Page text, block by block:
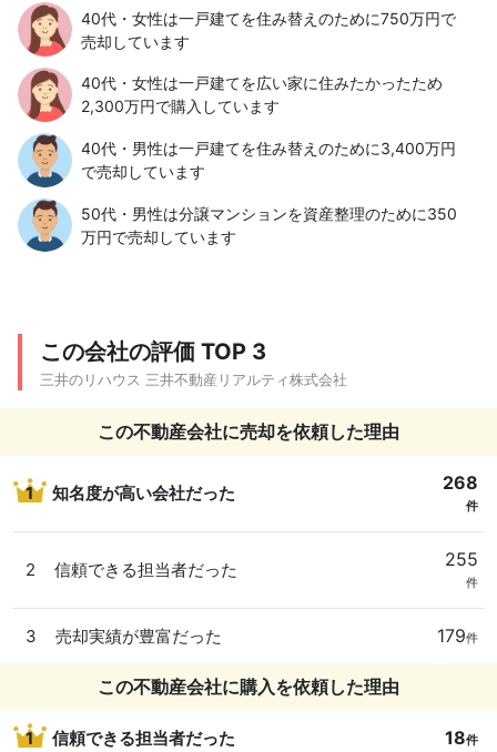
40代・女性は一戸建てを住み替えのために750万円で
売却しています
40代・女性は一戸建てを広い家に住みたかったため
2,300万円で購入しています
40代・男性は一戸建てを住み替えのために3,400万円
で売却しています
50代・男性は分譲マンションを資産整理のために350
万円で売却しています
この会社の評価 TOP 3
三井のリハウス 三井不動産リアルティ株式会社
この不動産会社に売却を依頼した理由
1 知名度が高い会社だった 268
件
2 信頼できる担当者だった 255
件
3 売却実績が豊富だった 179件
この不動産会社に購入を依頼した理由
1 信頼できる担当者だった 18件